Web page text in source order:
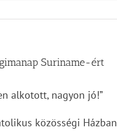
Suriname-ért
alkotott, nagyon jó!”
közösségi